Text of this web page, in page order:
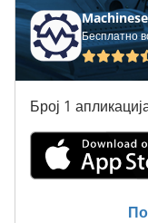
Felder G 580
Felder G 680
Haeberle
Hbs 470
Бесплатно
Број 1